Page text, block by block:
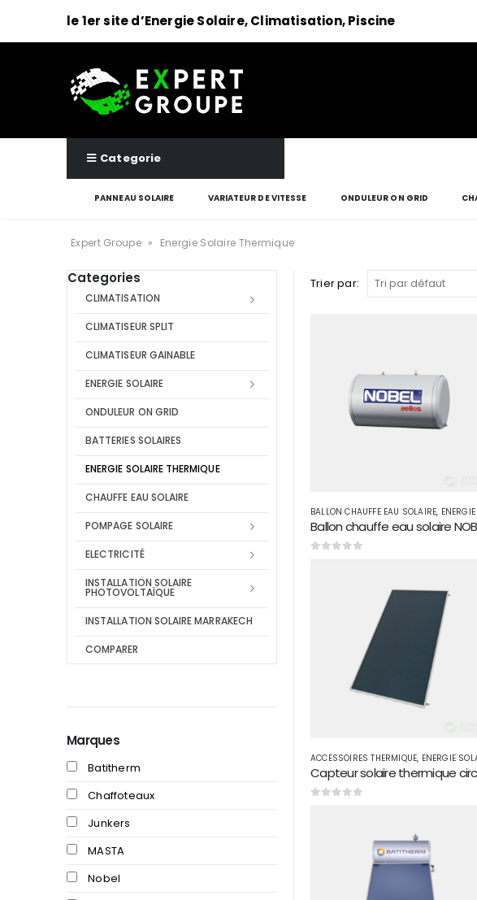
le 1er site d’Energie Solaire, Climatisation, Piscine
Categorie
PANNEAU SOLAIRE VARIATEUR DE VITESSE ONDULEUR ON GRID
Expert Groupe » Energie Solaire Thermique
Trier par:
BALLON CHAUFFE EAU SOLAIRE, ENERGIE SOLAIRE
ACCESSOIRES THERMIQUE, ENERGIE SOLAIRE
Categories
CLIMATISATION
CLIMATISEUR SPLIT
CLIMATISEUR GAINABLE
ENERGIE SOLAIRE
ONDULEUR ON GRID
BATTERIES SOLAIRES
ENERGIE SOLAIRE THERMIQUE
CHAUFFE EAU SOLAIRE
POMPAGE SOLAIRE
ELECTRICITÉ
INSTALLATION SOLAIRE
PHOTOVOLTAÏQUE
INSTALLATION SOLAIRE MARRAKECH
COMPARER
Marques
Batitherm
Chaffoteaux
Junkers
MASTA
Nobel